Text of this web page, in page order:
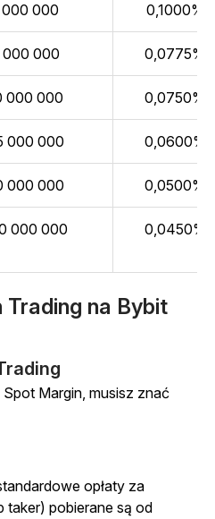
000 000 0,1000%
000 000 0,0775%
000 000 0,0750%
000 000 0,0600%
000 000 0,0500%
000 000 0,0450%
Trading na Bybit
Margin, musisz znać
opłaty za
taker) pobierane są od